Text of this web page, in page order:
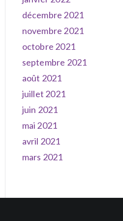
décembre 2021
novembre 2021
octobre 2021
septembre 2021
août 2021
juillet 2021
juin 2021
mai 2021
avril 2021
mars 2021